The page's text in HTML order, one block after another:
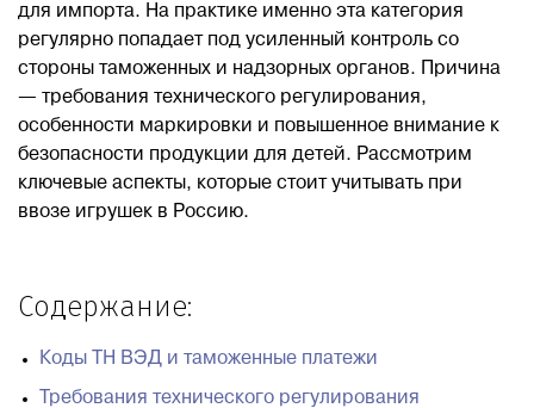
Преимущества
Инвесторам
8 800 551 51 47
для импорта. На практике именно эта категория
регулярно попадает под усиленный контроль со
стороны таможенных и надзорных органов. Причина
— требования технического регулирования,
особенности маркировки и повышенное внимание к
безопасности продукции для детей. Рассмотрим
ключевые аспекты, которые стоит учитывать при
ввозе игрушек в Россию.
Содержание:
Коды ТН ВЭД и таможенные платежи
Требования технического регулирования